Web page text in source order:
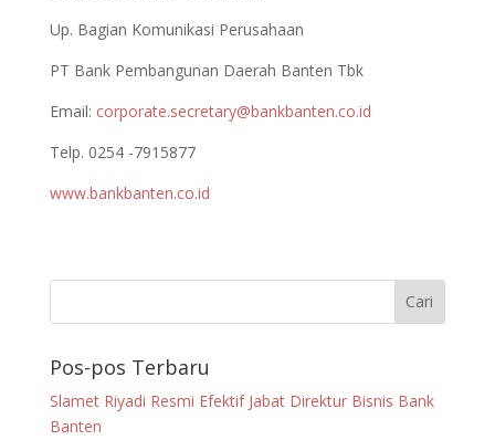
Up. Bagian Komunikasi Perusahaan
PT Bank Pembangunan Daerah Banten Tbk
Email: corporate.secretary@bankbanten.co.id
Telp. 0254 -7915877
www.bankbanten.co.id
Pos-pos Terbaru
Slamet Riyadi Resmi Efektif Jabat Direktur Bisnis Bank
Banten